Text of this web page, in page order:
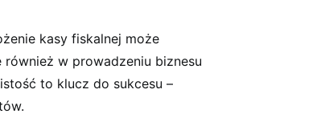
kasy fiskalnej może
w prowadzeniu biznesu
to klucz do sukcesu –